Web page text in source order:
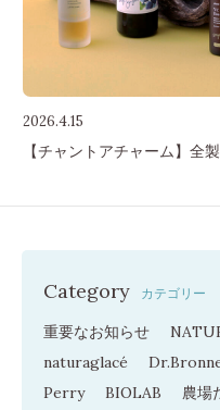
2026.4.15
【チャントアチャーム】全
Category カテゴリー
重要なお知らせ
naturaglacé
Perry
BIOLAB 農場